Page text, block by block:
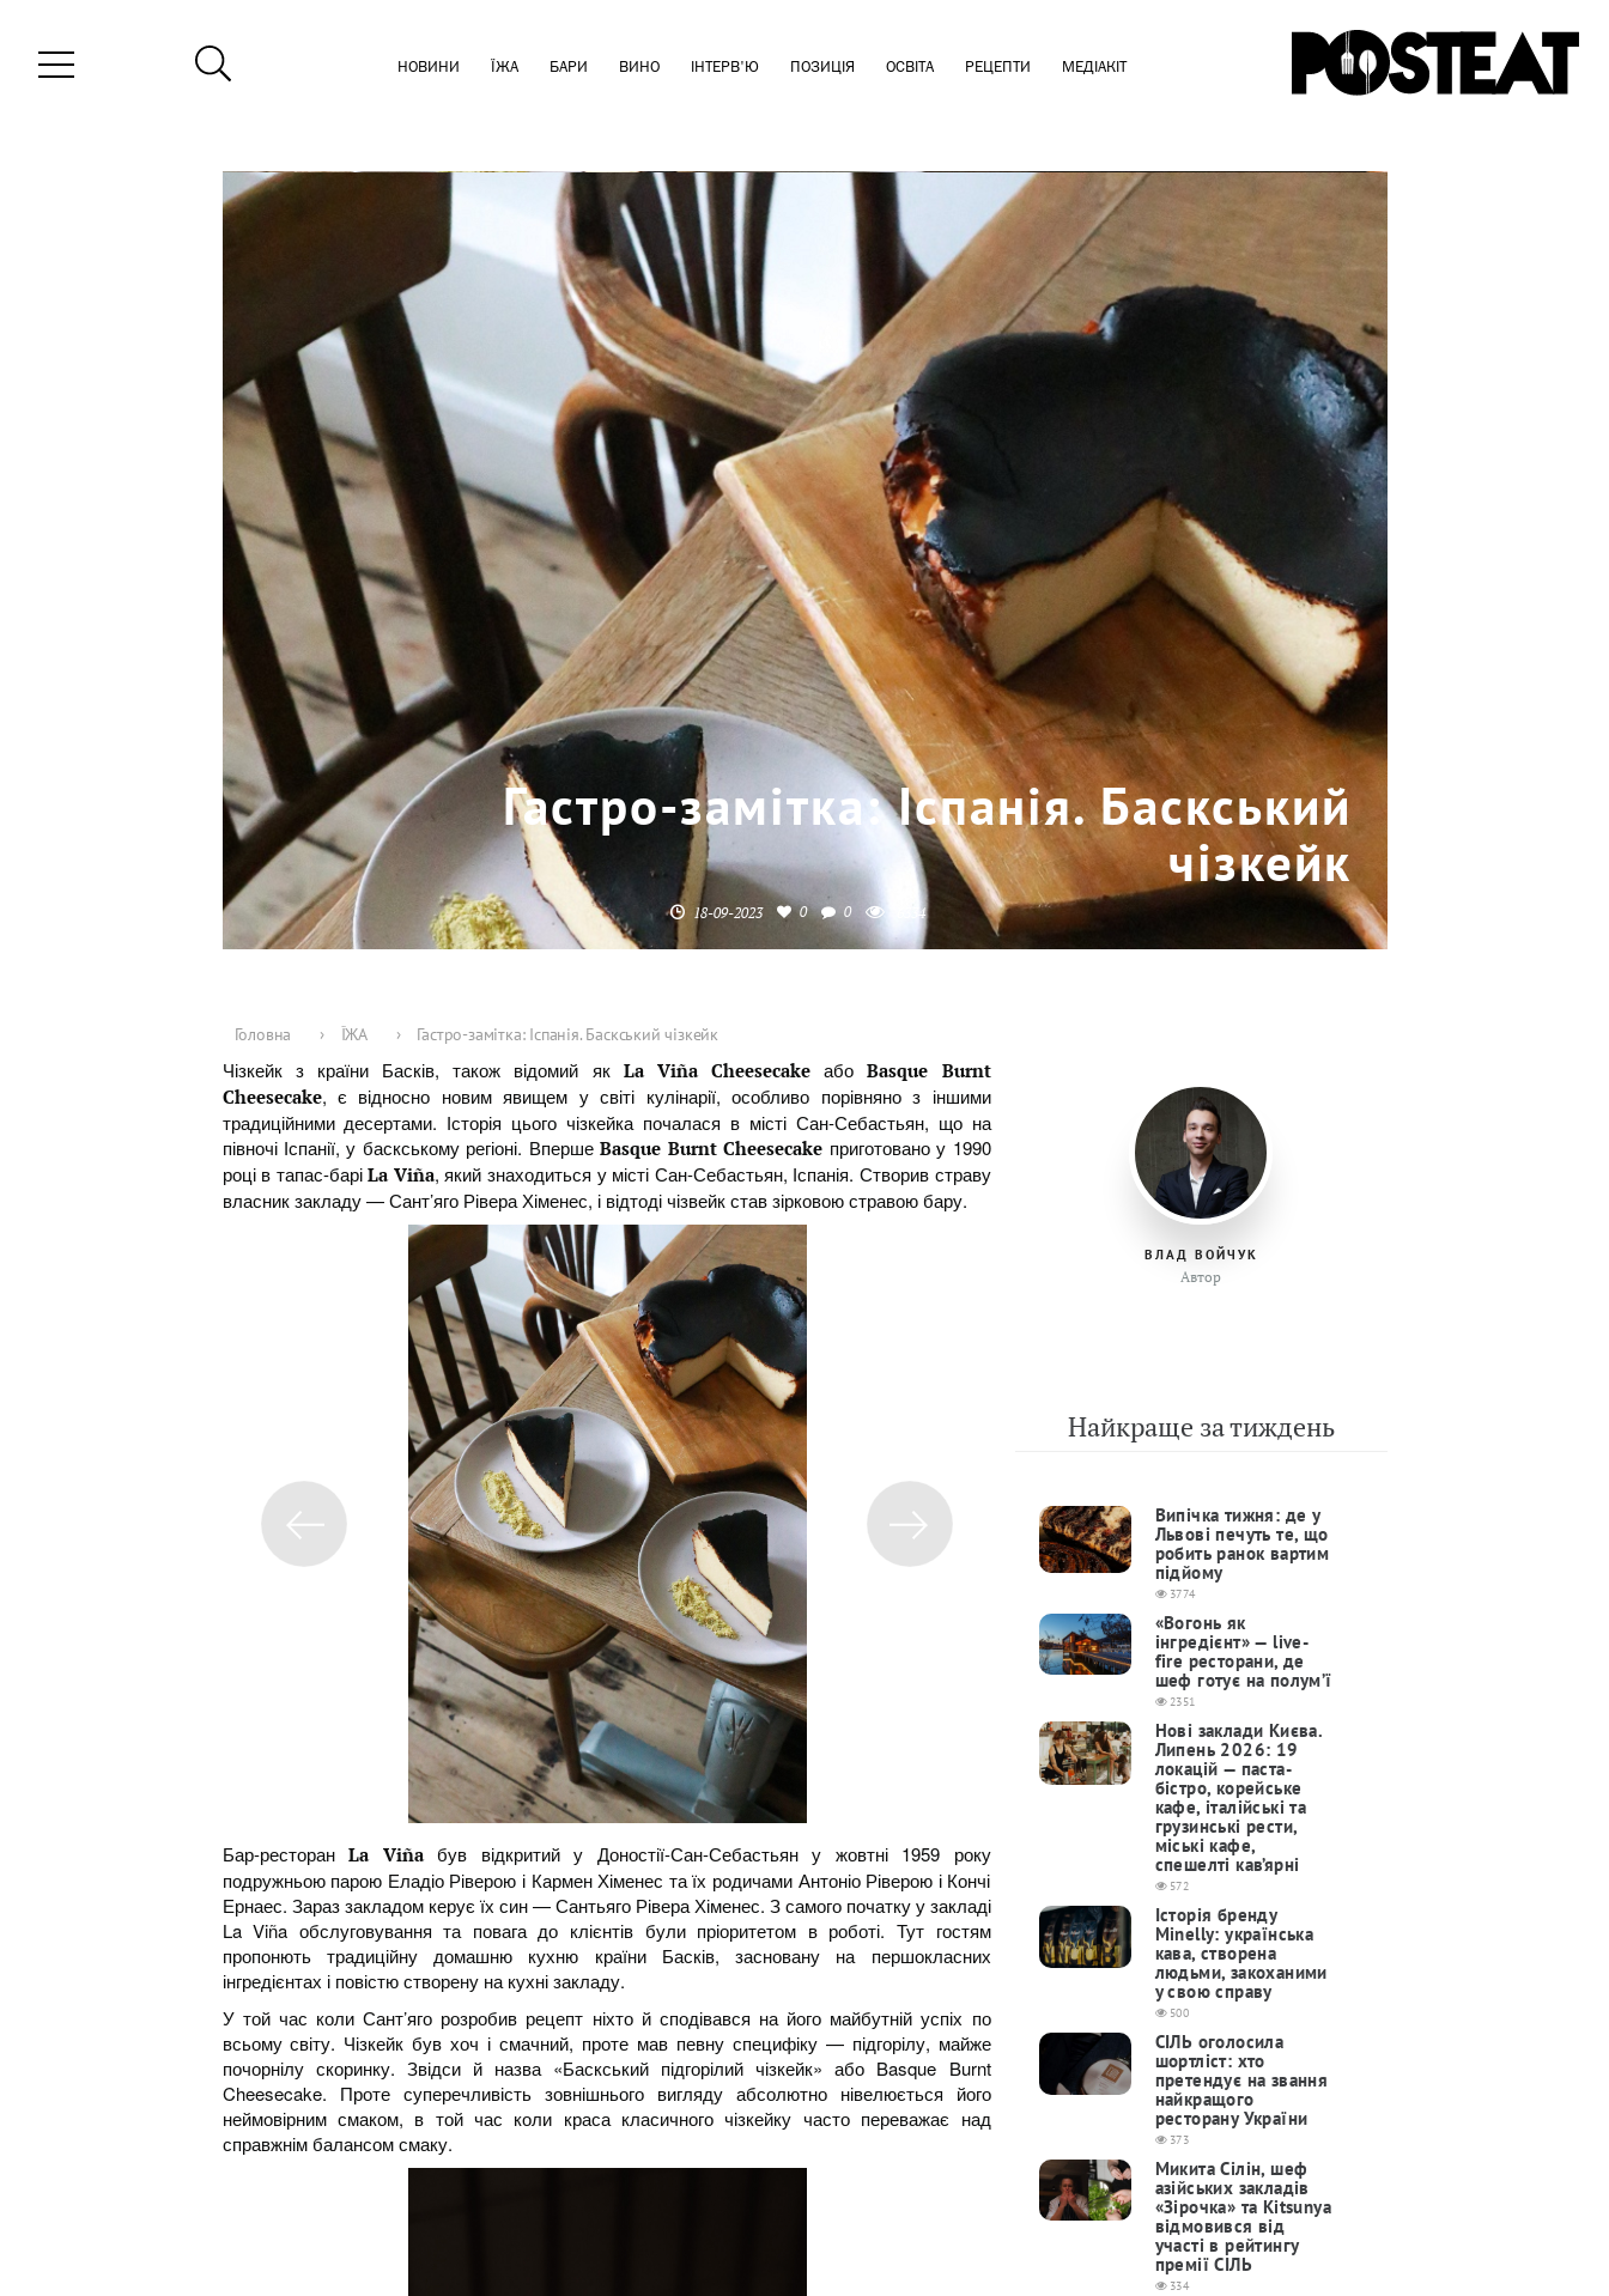
НОВИНИ ЇЖА БАРИ ВИНО ІНТЕРВ'Ю ПОЗИЦІЯ ОСВІТА РЕЦЕПТИ МЕДІАКІТ
Гастро-замітка: Іспанія. Баскський
чізкейк
18-09-2023 0 0 6334
Головна › ЇЖА › Гастро-замітка: Іспанія. Баскський чізкейк
Чізкейк з країни Басків, також відомий як La Viña Cheesecake абоBasque Burnt
Cheesecake, є відносно новим явищем у світі кулінарії, особливо порівняно з іншими
традиційними десертами. Історія цього чізкейка почалася в місті Сан-Себастьян, що на
півночі Іспанії, у баскському регіоні. ВпершеBasque Burnt Cheesecake приготовано у 1990
році в тапас-баріLa Viña, який знаходиться у місті Сан-Себастьян, Іспанія. Створив страву
власник закладу — Сант’яго Рівера Хіменес, і відтоді чізвейк став зірковою стравою бару.
Бар-ресторан La Viñaбув відкритий у Доностії-Сан-Себастьян у жовтні 1959 року
подружньою парою Еладіо Ріверою і Кармен Хіменес та їх родичами Антоніо Ріверою і Кончі
Ернаес. Зараз закладом керує їх син — Сантьяго Рівера Хіменес. З самого початку у закладі
La Viña обслуговування та повага до клієнтів були пріоритетом в роботі. Тут гостям
пропонють традиційну домашню кухню країни Басків, засновану на першокласних
інгредієнтах і повістю створену на кухні закладу.
У той час коли Сант’яго розробив рецепт ніхто й сподівався на його майбутній успіх по
всьому світу. Чізкейк був хоч і смачний, проте мав певну специфіку — підгорілу, майже
почорнілу скоринку. Звідси й назва «Баскський підгорілий чізкейк» або Basque Burnt
Cheesecake. Проте суперечливість зовнішнього вигляду абсолютно нівелюється його
неймовірним смаком, в той час коли краса класичного чізкейку часто переважає над
справжнім балансом смаку.
ВЛАД ВОЙЧУК
Автор
Найкраще за тиждень
Випічка тижня: де у
Львові печуть те, що
робить ранок вартим
підйому
3774
«Вогонь як
інгредієнт» — live-
fire ресторани, де
шеф готує на полум’ї
2351
Нові заклади Києва.
Липень 2026: 19
локацій — паста-
бістро, корейське
кафе, італійські та
грузинські рести,
міські кафе,
спешелті кав’ярні
572
Історія бренду
Minelly: українська
кава, створена
людьми, закоханими
у свою справу
500
СІЛЬ оголосила
шортліст: хто
претендує на звання
найкращого
ресторану України
373
Микита Сілін, шеф
азійських закладів
«Зірочка» та Kitsunya
відмовився від
участі в рейтингу
премії СІЛЬ
334